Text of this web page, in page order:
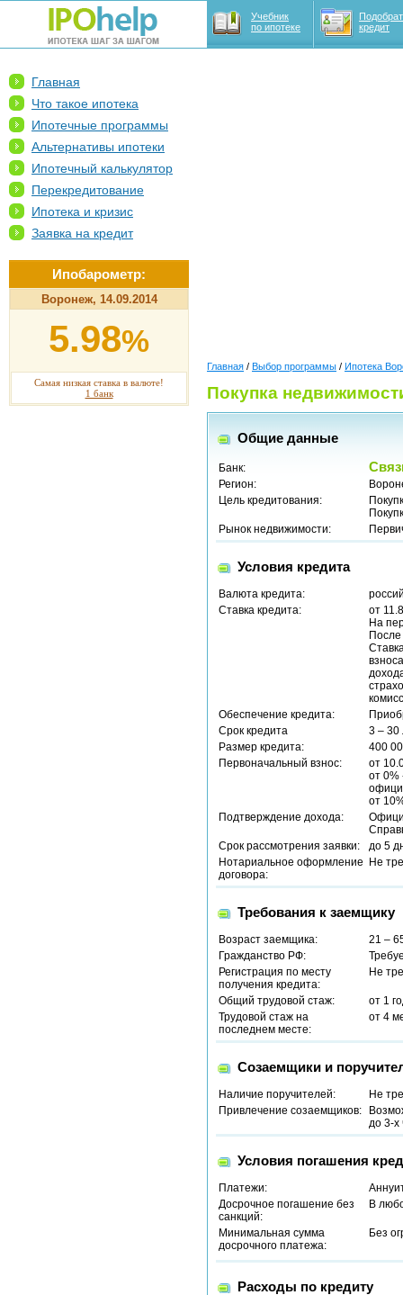
Учебник
по ипотеке
кредит
Главная
Что такое ипотека
Ипотечные программы
Альтернативы ипотеки
Ипотечный калькулятор
Перекредитование
Ипотека и кризис
Заявка на кредит
Ипобарометр:
Воронеж, 14.09.2014
5.98%
Самая низкая ставка в валюте!
1 банк
Главная / Выбор программы / Ипотека
Покупка
Общие данные
Банк:
Регион:
Цель кредитования:
Рынок недвижимости:
Условия кредита
Валюта кредита:
Ставка кредита:
от
На
После
Обеспечение кредита:
Срок кредита
3 – 30
Размер кредита:
400
Первоначальный взнос:
от
от 0%
от
Подтверждение дохода:
Срок рассмотрения заявки:
до 5
Нотариальное оформление
договора:
Не
Требования к заемщику
Возраст заемщика:
21 –
Гражданство РФ:
Регистрация по месту
получения кредита:
Не
Общий трудовой стаж:
от 1
Трудовой стаж на
последнем месте:
от 4
Созаемщики и
Наличие поручителей:
Не
Привлечение созаемщиков:
до 3-х
Условия погашения
Платежи:
Досрочное погашение без
санкций:
В
Минимальная сумма
досрочного платежа:
Без
Расходы по кредиту